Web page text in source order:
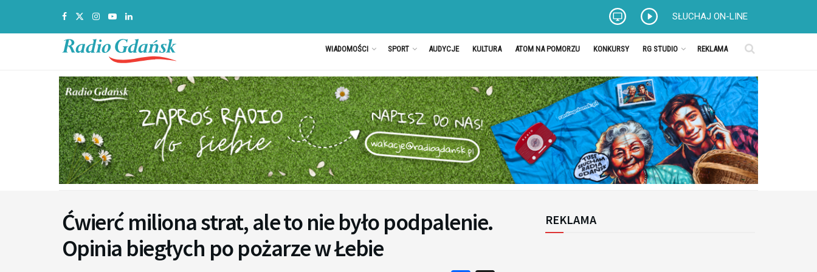
SŁUCHAJ ON-LINE
WIADOMOŚCI SPORT AUDYCJE KULTURA ATOM NA POMORZU KONKURSY RG STUDIO REKLAMA
Ćwierć miliona strat, ale to nie było podpalenie.
Opinia biegłych po pożarze w Łebie
REKLAMA